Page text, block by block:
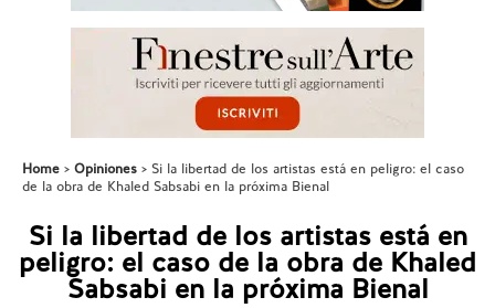
Home Opiniones
Si la libertad de los artistas está en peligro: el caso
de la obra de Khaled Sabsabi en la próxima Bienal
Si la libertad de los artistas está en
peligro: el caso de la obra de Khaled
Sabsabi en la próxima Bienal